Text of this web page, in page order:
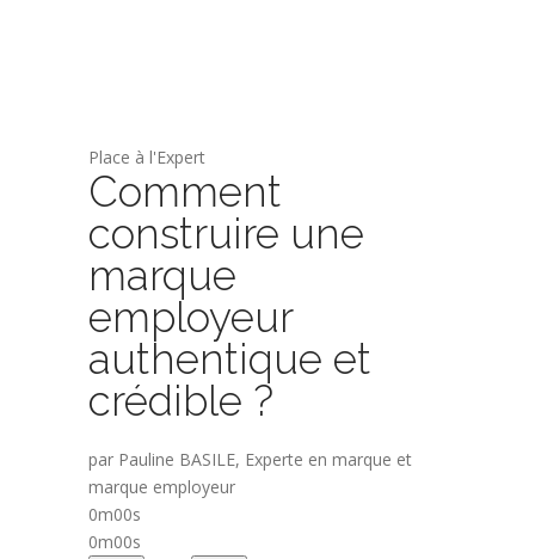
Place à l'Expert
Comment
construire une
marque
employeur
authentique et
crédible ?
par Pauline BASILE, Experte en marque et
marque employeur
0m00s
0m00s